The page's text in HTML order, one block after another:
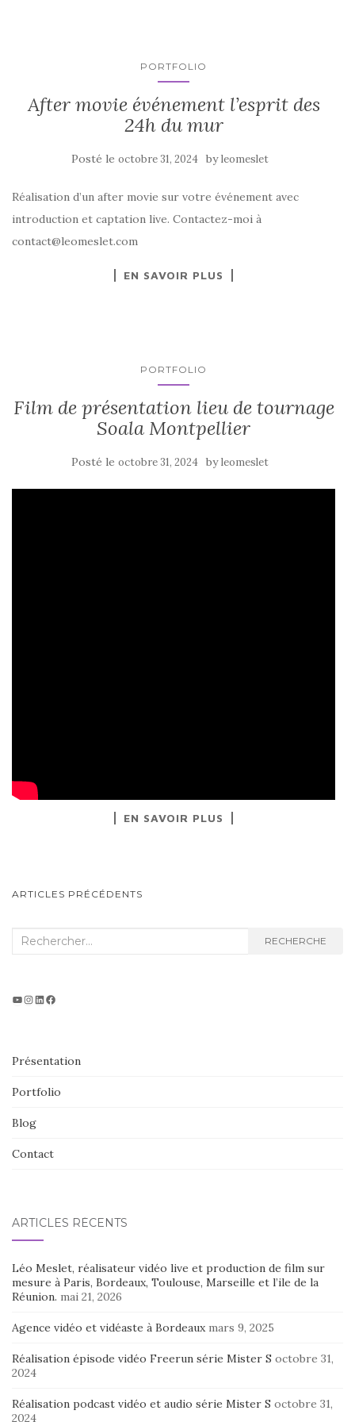
PORTFOLIO
After movie événement l’esprit des
24h du mur
Posté le octobre 31, 2024 byleomeslet
Réalisation d’un after movie sur votre événement avec
introduction et captation live. Contactez-moi à
contact@leomeslet.com
EN SAVOIR PLUS
PORTFOLIO
Film de présentation lieu de tournage
Soala Montpellier
Posté le octobre 31, 2024 byleomeslet
EN SAVOIR PLUS
NAVIGATION
SEIN
ARTICLES
ARTICLES PRÉCÉDENTS
Recherche
RECHERCHE
Projet vidéo
Instagram
LinkedIn
Facebook
Présentation
Portfolio
Blog
Contact
ARTICLES RÉCENTS
Léo Meslet, réalisateur vidéo live et production de film sur
mesure à Paris, Bordeaux, Toulouse, Marseille et l’ile de la
Réunion. mai 21, 2026
Agence vidéo et vidéaste à Bordeaux mars 9, 2025
Réalisation épisode vidéo Freerun série Mister S octobre 31,
2024
Réalisation podcast vidéo et audio série Mister S octobre 31,
2024